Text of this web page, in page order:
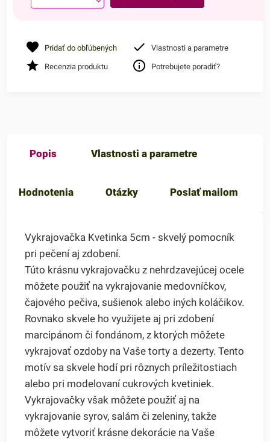
Pridať do obľúbených Vlastnosti a parametre
Recenzia produktu Potrebujete poradiť?
Popis Vlastnosti a parametre
Hodnotenia Otázky Poslať mailom
Vykrajovačka Kvetinka 5cm - skvelý pomocník
pri pečení aj zdobení.
Túto krásnu vykrajovačku z nehrdzavejúcej ocele
môžete použiť na vykrajovanie medovníčkov,
čajového pečiva, sušienok alebo iných koláčikov.
Rovnako skvele ho využijete aj pri zdobení
marcipánom či fondánom, z ktorých môžete
vykrajovať ozdoby na Vaše torty a dezerty. Tento
motív sa skvele hodí pri rôznych príležitostiach
alebo pri modelovaní cukrových kvetiniek.
Vykrajovačky však môžete použiť aj na
vykrajovanie syrov, salám či zeleniny, takže
môžete vytvoriť krásne dekorácie na Vaše